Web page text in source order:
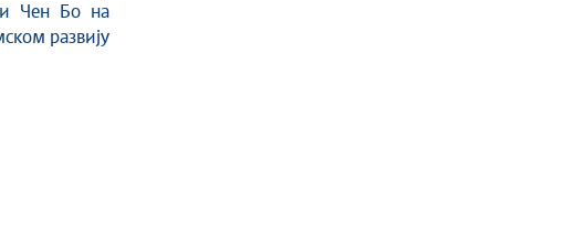
Чен Бо на
развију